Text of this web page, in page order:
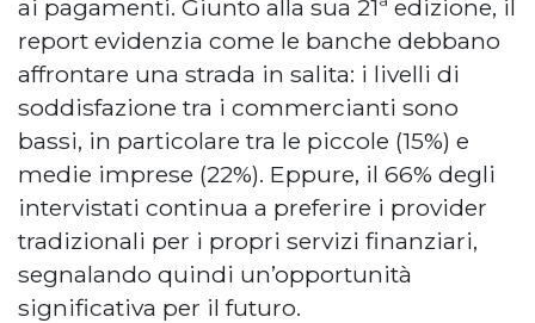
ai pagamenti. Giunto alla sua 21ª edizione, il
report evidenzia come le banche debbano
affrontare una strada in salita: i livelli di
soddisfazione tra i commercianti sono
bassi, in particolare tra le piccole (15%) e
medie imprese (22%). Eppure, il 66% degli
intervistati continua a preferire i provider
tradizionali per i propri servizi finanziari,
segnalando quindi un’opportunità
significativa per il futuro.